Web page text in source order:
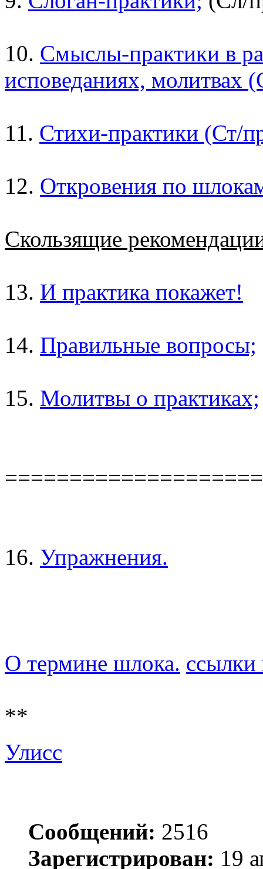
10. Смыслы-практики в
исповеданиях,
11. Стихи-практики (Ст/
12. Откровения по
Скользящие
13. И практика покажет!
14. Правильные вопросы;
15. Молитвы о практиках;
16. Упражнения.
О термине шлока.
**
Улисс
Сообщений: 2516
Зарегистрирован: 19